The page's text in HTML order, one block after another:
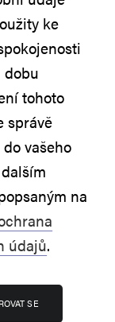
ke
dobu
tohoto
správě
vašeho
na
údajů.
SE